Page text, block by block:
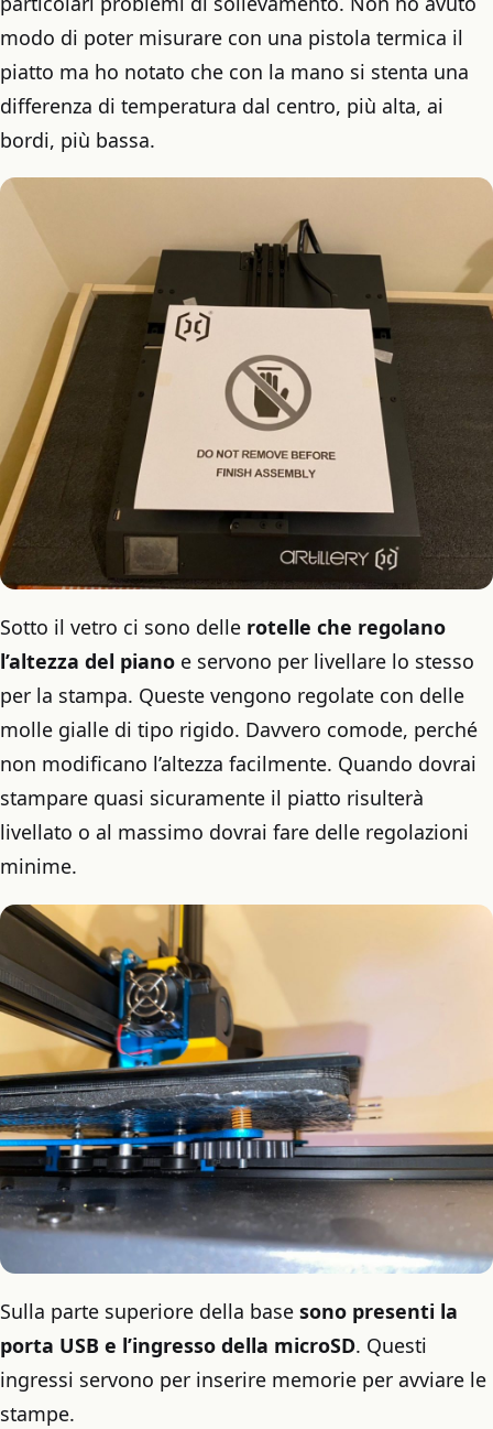
modo di poter misurare con una pistola termica il
piatto ma ho notato che con la mano si stenta una
differenza di temperatura dal centro, più alta, ai
bordi, più bassa.
Sotto il vetro ci sono delle rotelle che regolano
l’altezza del piano e servono per livellare lo stesso
per la stampa. Queste vengono regolate con delle
molle gialle di tipo rigido. Davvero comode, perché
non modificano l’altezza facilmente. Quando dovrai
stampare quasi sicuramente il piatto risulterà
livellato o al massimo dovrai fare delle regolazioni
minime.
Sulla parte superiore della base sono presenti la
porta USB e l’ingresso della microSD. Questi
ingressi servono per inserire memorie per avviare le
stampe.